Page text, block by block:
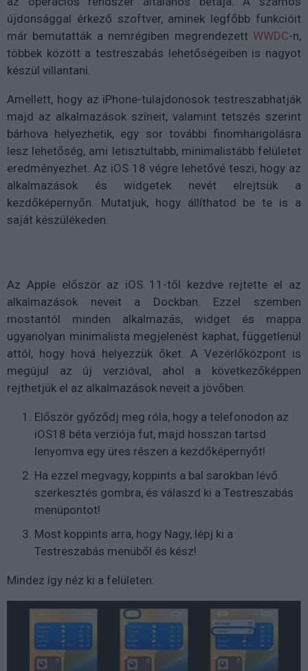
újdonsággal érkező szoftver, aminek legfőbb funkcióit
már bemutatták a nemrégiben megrendezett WWDC-n,
többek között a testreszabás lehetőségeiben is nagyot
készül villantani.
Amellett, hogy az iPhone-tulajdonosok testreszabhatják
majd az alkalmazások színeit, valamint tetszés szerint
bárhova helyezhetik, egy sor további finomhangolásra
lesz lehetőség, ami letisztultabb, minimalistább felületet
eredményezhet. Az iOS 18 végre lehetővé teszi, hogy az
alkalmazások és widgetek nevét elrejtsük a
kezdőképernyőn. Mutatjuk, hogy állíthatod be te is a
saját készülékeden.
Az Apple először az iOS 11-től kezdve rejtette el az
alkalmazások neveit a Dockban. Ezzel szemben
mostantól minden alkalmazás, widget és mappa
ugyanolyan minimalista megjelenést kaphat, függetlenül
attól, hogy hová helyezzük őket. A Vezérlőközpont is
megújul az új verzióval, ahol a következőképpen
rejthetjük el az alkalmazások neveit a jövőben:
Először győződj meg róla, hogy a telefonodon az
iOS18 béta verziója fut, majd hosszan tartsd
lenyomva egy üres részen a kezdőképernyőt!
Ha ezzel megvagy, koppints a bal sarokban lévő
szerkesztés gombra, és válaszd ki a Testreszabás
menüpontot!
Most koppints arra, hogy Nagy, lépj ki a
Testreszabás menüből és kész!
Mindez így néz ki a felületen: